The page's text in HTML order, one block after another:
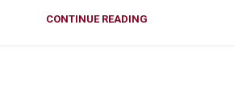
CONTINUE READING